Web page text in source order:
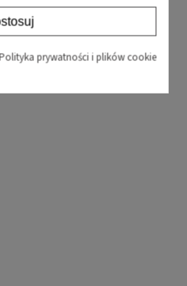
Polityka prywatności i plików cookie